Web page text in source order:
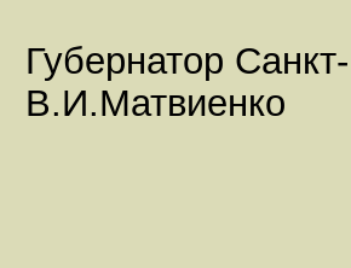
Губернатор
В.И.Матвиенко